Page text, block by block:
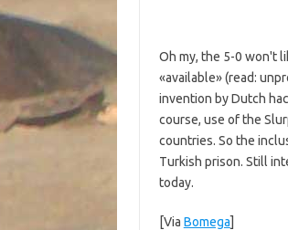
Oh my, the 5-0 won't
«available» (read:
invention by Dutch
course, use of the
countries. So the
Turkish prison. Still
today.
[Via Bomega]